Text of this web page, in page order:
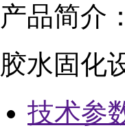
产品简介：
胶水固化
技术参